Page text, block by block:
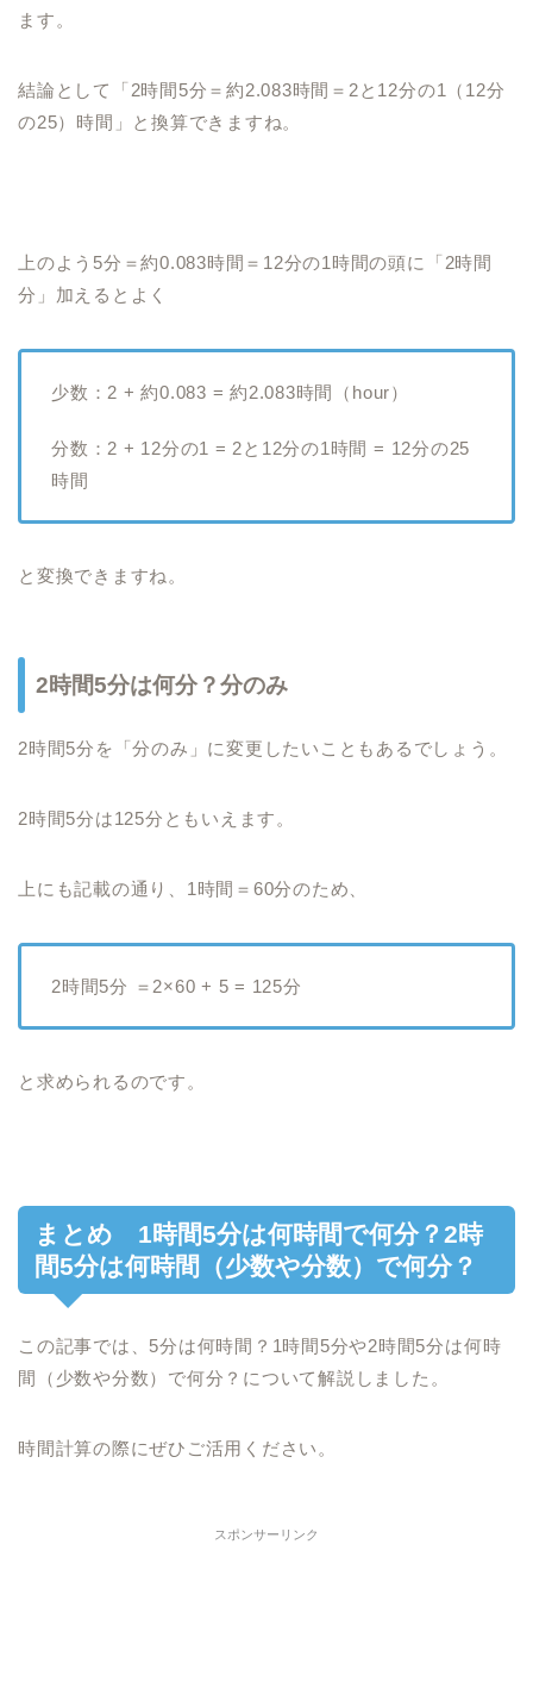
ます。
結論として「2時間5分＝約2.083時間＝2と12分の1（12分
の25）時間」と換算できますね。
上のよう5分＝約0.083時間＝12分の1時間の頭に「2時間
分」加えるとよく
少数：2 + 約0.083 = 約2.083時間（hour）
分数：2 + 12分の1 = 2と12分の1時間 = 12分の25
時間
と変換できますね。
2時間5分は何分？分のみ
2時間5分を「分のみ」に変更したいこともあるでしょう。
2時間5分は125分ともいえます。
上にも記載の通り、1時間＝60分のため、
2時間5分 ＝2×60 + 5 = 125分
と求められるのです。
まとめ 1時間5分は何時間で何分？2時
間5分は何時間（少数や分数）で何分？
この記事では、5分は何時間？1時間5分や2時間5分は何時
間（少数や分数）で何分？について解説しました。
時間計算の際にぜひご活用ください。
スポンサーリンク